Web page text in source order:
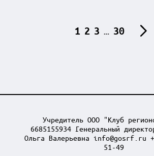
Пагинация1 2 3 … 30
Учредитель ООО "Клуб
6685155934 Генеральный
Ольга Валерьевна info@gosrf.ru
51-49